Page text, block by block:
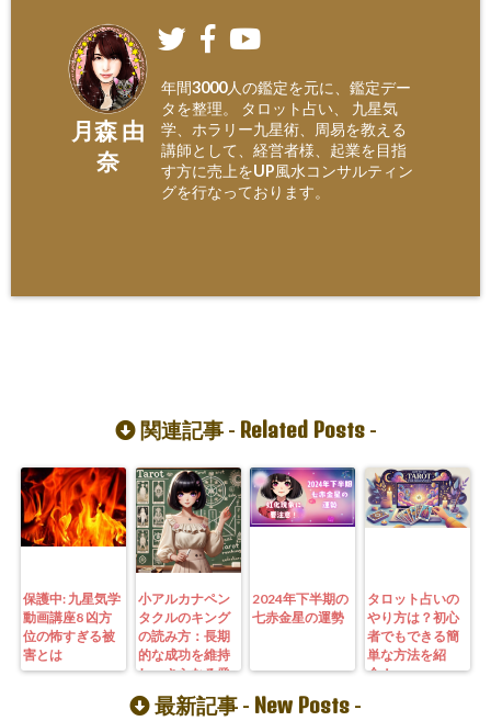
月森 由
奈
年間3000人の鑑定を元に、鑑定デー
タを整理。 タロット占い、 九星気
学、ホラリー九星術、周易を教える
講師として、経営者様、起業を目指
す方に売上をUP風水コンサルティン
グを行なっております。
関連記事 - Related Posts-
保護中: 九星気学
動画講座8 凶方
位の怖すぎる被
害とは
小アルカナペン
タクルのキング
の読み方：長期
的な成功を維持
し、さらなる発
展を遂げるため
の戦略
2024年下半期の
七赤金星の運勢
タロット占いの
やり方は？初心
者でもできる簡
単な方法を紹
介！
最新記事 - New Posts -